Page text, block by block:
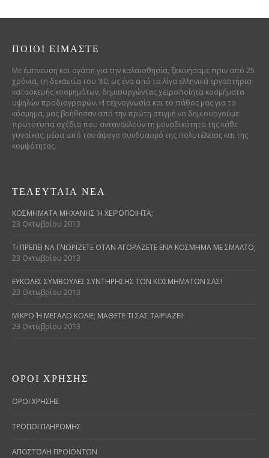
ΠΟΙΟΊ ΕΊΜΑΣΤΕ
Με έμπνευση και αγάπη για την καλαισθησία, ξεκινήσαμε πριν από 25
χρόνια, τη δεκαετία του ’80, ως ένα από τα λίγα ελληνικά εργαστήρια
κατασκευής κοσμημάτων, δημιουργώντας χειροποίητα κοσμήματα
υψηλών προδιαγραφών. Η τεχνογνωσία και το πάθος μας για το
κόσμημα, μας βοήθησαν από την πρώτη στιγμή να δημιουργούμε
πρωτότυπα σχέδια που αντανακλούν τη μοναδικότητα της κάθε
γυναίκας, μέσα από τον άψογο συνδυασμό της πολυτέλειας και της
κομψότητας.
ΤΕΛΕΥΤΑΊΑ ΝΈΑ
ΚΟΣΜΉΜΑΤΑ ΜΗΧΑΝΉΣ Ή ΧΕΙΡΟΠΟΊΗΤΑ;
23 Οκτωβρίου 2013
ΤΙ ΠΡΈΠΕΙ ΝΑ ΓΝΩΡΊΖΕΤΕ ΌΤΑΝ ΑΓΟΡΆΖΕΤΕ ΈΝΑ ΚΌΣΜΗΜΑ ΜΕ ΣΜΆΛΤΟ;
23 Οκτωβρίου 2013
ΕΎΚΟΛΕΣ ΣΥΜΒΟΥΛΈΣ ΣΥΝΤΉΡΗΣΗΣ ΤΩΝ ΚΟΣΜΗΜΆΤΩΝ ΣΑΣ!
23 Οκτωβρίου 2013
ΜΙΚΡΌ Ή ΜΕΓΆΛΟ ΚΟΛΙΈ; ΜΆΘΕΤΕ ΤΙ ΣΑΣ ΤΑΙΡΙΆΖΕΙ!
23 Οκτωβρίου 2013
ΌΡΟΙ ΧΡΉΣΗΣ
ΟΡΟΙ ΧΡΗΣΗΣ
ΤΡΟΠΟΙ ΠΛΗΡΩΜΗΣ
ΑΠΟΣΤΟΛΗ ΠΡΟΙΟΝΤΩΝ